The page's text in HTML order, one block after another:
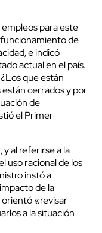
para este
de
e indicó
actual en el país.
que están
cerrados y por
de
el Primer
al referirse a la
uso racional de los
instó a
de la
orientó «revisar
a la situación